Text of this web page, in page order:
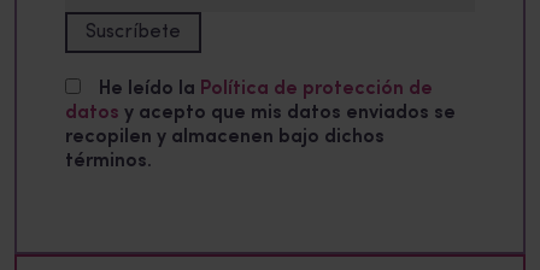
He leído la Política de protección de
datos y acepto que mis datos enviados se
recopilen y almacenen bajo dichos
términos.